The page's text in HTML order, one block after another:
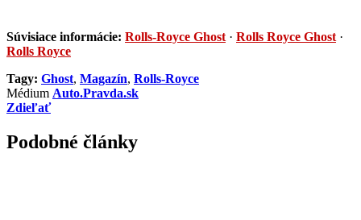
Súvisiace informácie: Rolls-Royce Ghost · Rolls Royce Ghost ·
Rolls Royce
Tagy: Ghost, Magazín, Rolls-Royce
Médium Auto.Pravda.sk
Zdieľať
Podobné články